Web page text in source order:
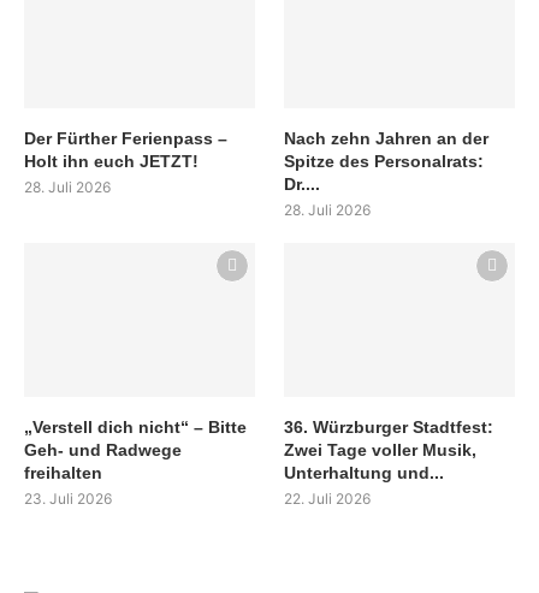
Der Fürther Ferienpass –
Holt ihn euch JETZT!
28. Juli 2026
Nach zehn Jahren an der
Spitze des Personalrats:
Dr....
28. Juli 2026
„Verstell dich nicht“ – Bitte
Geh- und Radwege
freihalten
23. Juli 2026
36. Würzburger Stadtfest:
Zwei Tage voller Musik,
Unterhaltung und...
22. Juli 2026